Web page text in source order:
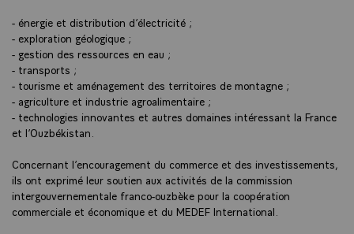
- énergie et distribution d’électricité ;
- exploration géologique ;
- gestion des ressources en eau ;
- transports ;
- tourisme et aménagement des territoires de montagne ;
- agriculture et industrie agroalimentaire ;
- technologies innovantes et autres domaines intéressant la France
et l’Ouzbékistan.
Concernant l’encouragement du commerce et des investissements,
ils ont exprimé leur soutien aux activités de la commission
intergouvernementale franco-ouzbèke pour la coopération
commerciale et économique et du MEDEF International.